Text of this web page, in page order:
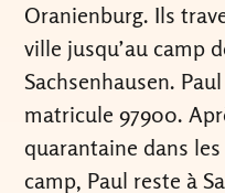
Oranienburg. Ils
ville jusqu’au camp
Sachsenhausen.
matricule 97900.
quarantaine dans
camp, Paul reste à